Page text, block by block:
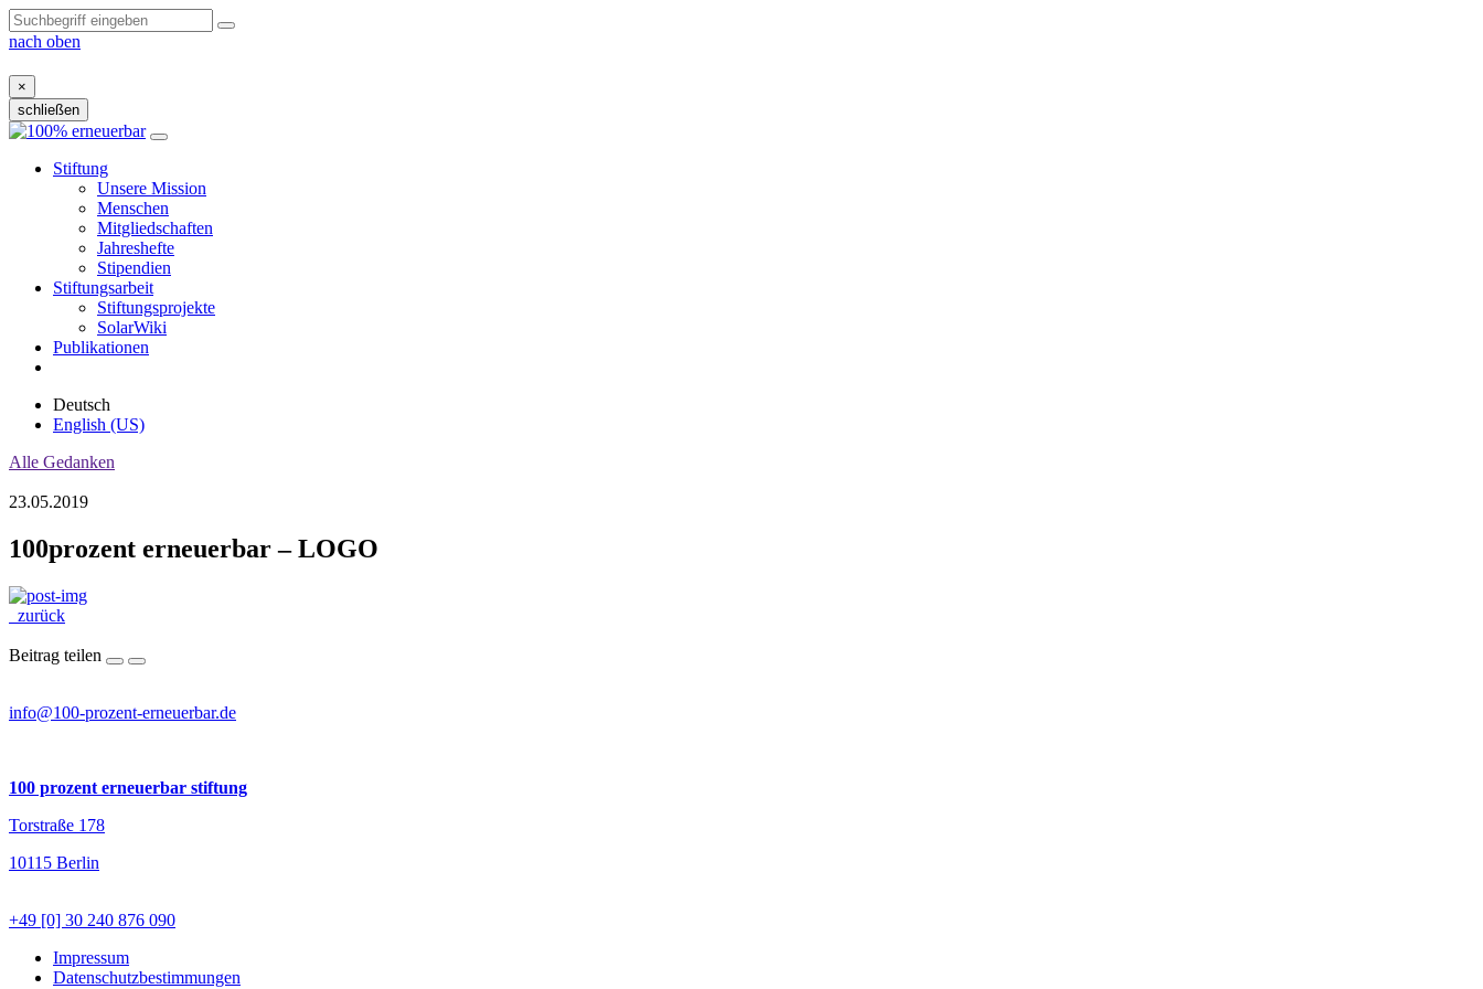
nach oben
×
schließen
Zum
Stiftung
Unsere Mission
Menschen
Mitgliedschaften
Jahreshefte
Stipendien
Stiftungsarbeit
Stiftungsprojekte
SolarWiki
Publikationen
Deutsch
English (US)
Alle Gedanken
23.05.2019
100prozent erneuerbar – LOGO
zurück
Beitrag teilen
info@100-prozent-erneuerbar.de
100 prozent erneuerbar stiftung
Torstraße 178
10115 Berlin
+49 [0] 30 240 876 090
Impressum
Datenschutzbestimmungen